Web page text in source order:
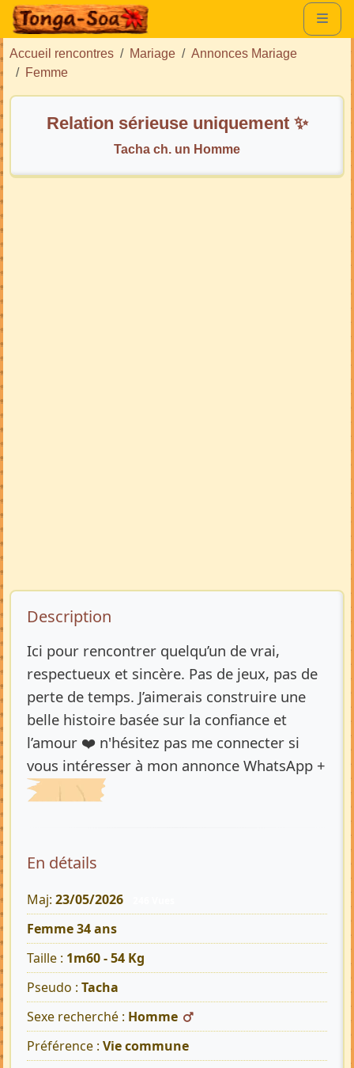
Accueil rencontres Mariage
Annonces Mariage
Femme
Relation sérieuse uniquement ✨
Tacha ch. un Homme
Description de l’annonce
Description
Ici pour rencontrer quelqu’un de vrai,
respectueux et sincère. Pas de jeux, pas de
perte de temps. J’aimerais construire une
belle histoire basée sur la confiance et
l’amour ❤️ n'hésitez pas me connecter si
vous intéresser à mon annonce WhatsApp +
En détails
Maj: 23/05/2026
Femme 34 ans
Taille : 1m60 - 54 Kg
Pseudo : Tacha
Sexe recherché : Homme
Préférence : Vie commune